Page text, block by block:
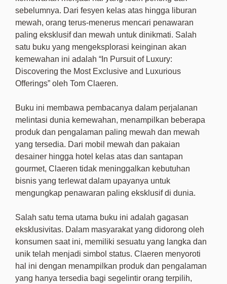
sebelumnya. Dari fesyen kelas atas hingga liburan
mewah, orang terus-menerus mencari penawaran
paling eksklusif dan mewah untuk dinikmati. Salah
satu buku yang mengeksplorasi keinginan akan
kemewahan ini adalah “In Pursuit of Luxury:
Discovering the Most Exclusive and Luxurious
Offerings” oleh Tom Claeren.
Buku ini membawa pembacanya dalam perjalanan
melintasi dunia kemewahan, menampilkan beberapa
produk dan pengalaman paling mewah dan mewah
yang tersedia. Dari mobil mewah dan pakaian
desainer hingga hotel kelas atas dan santapan
gourmet, Claeren tidak meninggalkan kebutuhan
bisnis yang terlewat dalam upayanya untuk
mengungkap penawaran paling eksklusif di dunia.
Salah satu tema utama buku ini adalah gagasan
eksklusivitas. Dalam masyarakat yang didorong oleh
konsumen saat ini, memiliki sesuatu yang langka dan
unik telah menjadi simbol status. Claeren menyoroti
hal ini dengan menampilkan produk dan pengalaman
yang hanya tersedia bagi segelintir orang terpilih,